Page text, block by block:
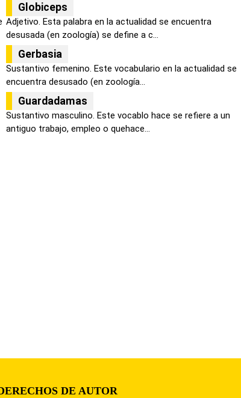
Globiceps
Adjetivo. Esta palabra en la actualidad se encuentra
desusada (en zoología) se define a c...
Gerbasia
Sustantivo femenino. Este vocabulario en la actualidad se
encuentra desusado (en zoología...
Guardadamas
Sustantivo masculino. Este vocablo hace se refiere a un
antiguo trabajo, empleo o quehace...
DE AUTOR